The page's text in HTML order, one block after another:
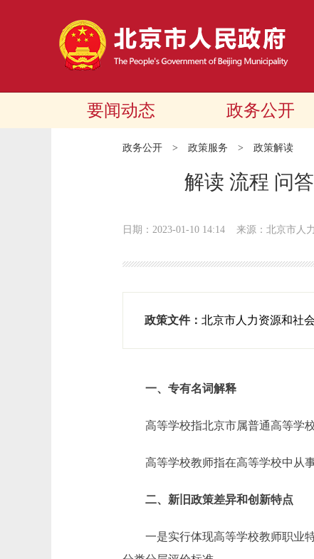
要闻动态 政务公开
政务公开 > 政策服务 > 政策解读
解读 流程 问
日期：2023-01-10 14:14 来源：北京市人
政策文件： 北京市人力资源和社
一、专有名词解释
高等学校指北京市属普通高等学校
高等学校教师指在高等学校中从事
二、新旧政策差异和创新特点
一是实行体现高等学校教师职业特